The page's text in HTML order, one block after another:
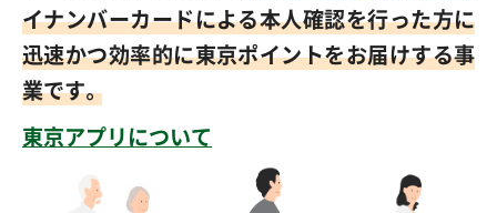
イナンバーカードによる本人確認を行った方に
迅速かつ効率的に東京ポイントをお届けする事
業です。
東京アプリについて